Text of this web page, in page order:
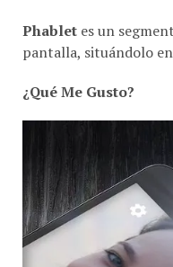
Phablet es un
pantalla, situándolo
¿Qué Me Gusto?